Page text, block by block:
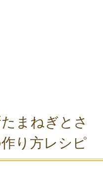
まねぎとさ
り方レシピ